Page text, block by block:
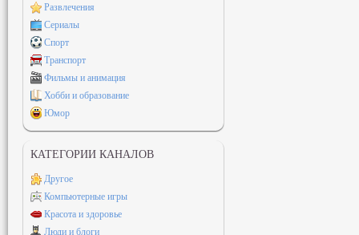
Развлечения
Сериалы
Спорт
Транспорт
Фильмы и анимация
Хобби и образование
Юмор
КАТЕГОРИИ КАНАЛОВ
Другое
Компьютерные игры
Красота и здоровье
Люди и блоги